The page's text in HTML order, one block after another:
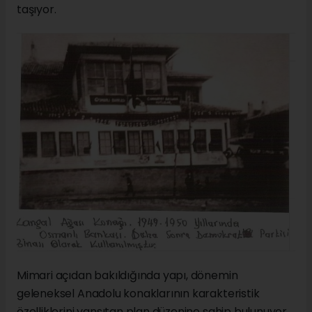
taşıyor.
Mimari açıdan bakıldığında yapı, dönemin
geleneksel Anadolu konaklarının karakteristik